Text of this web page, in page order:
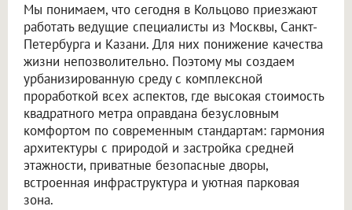
Мы понимаем, что сегодня в Кольцово приезжают
работать ведущие специалисты из Москвы, Санкт-
Петербурга и Казани. Для них понижение качества
жизни непозволительно. Поэтому мы создаем
урбанизированную среду с комплексной
проработкой всех аспектов, где высокая стоимость
квадратного метра оправдана безусловным
комфортом по современным стандартам: гармония
архитектуры с природой и застройка средней
этажности, приватные безопасные дворы,
встроенная инфраструктура и уютная парковая
зона.